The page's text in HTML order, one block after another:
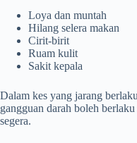
Loya dan muntah
Hilang selera makan
Cirit-birit
Ruam kulit
Sakit kepala
Dalam kes yang jarang
gangguan darah boleh
segera.